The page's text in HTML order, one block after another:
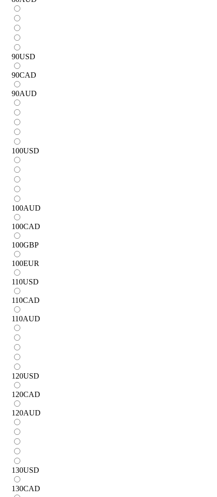
90USD
90CAD
90AUD
100USD
100AUD
100CAD
100GBP
100EUR
110USD
110CAD
110AUD
120USD
120CAD
120AUD
130USD
130CAD